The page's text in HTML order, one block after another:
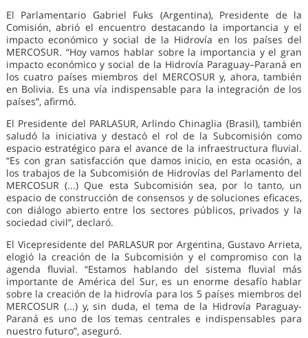
El Parlamentario Gabriel Fuks (Argentina), Presidente de la
Comisión, abrió el encuentro destacando la importancia y el
impacto económico y social de la Hidrovía en los países del
MERCOSUR. “Hoy vamos hablar sobre la importancia y el gran
impacto económico y social de la Hidrovía Paraguay–Paraná en
los cuatro países miembros del MERCOSUR y, ahora, también
en Bolivia. Es una vía indispensable para la integración de los
países”, afirmó.
El Presidente del PARLASUR, Arlindo Chinaglia (Brasil), también
saludó la iniciativa y destacó el rol de la Subcomisión como
espacio estratégico para el avance de la infraestructura fluvial.
“Es con gran satisfacción que damos inicio, en esta ocasión, a
los trabajos de la Subcomisión de Hidrovías del Parlamento del
MERCOSUR (...) Que esta Subcomisión sea, por lo tanto, un
espacio de construcción de consensos y de soluciones eficaces,
con diálogo abierto entre los sectores públicos, privados y la
sociedad civil”, declaró.
El Vicepresidente del PARLASUR por Argentina, Gustavo Arrieta,
elogió la creación de la Subcomisión y el compromiso con la
agenda fluvial. “Estamos hablando del sistema fluvial más
importante de América del Sur, es un enorme desafío hablar
sobre la creación de la hidrovía para los 5 países miembros del
MERCOSUR (...) y, sin duda, el tema de la Hidrovía Paraguay-
Paraná es uno de los temas centrales e indispensables para
nuestro futuro”, aseguró.